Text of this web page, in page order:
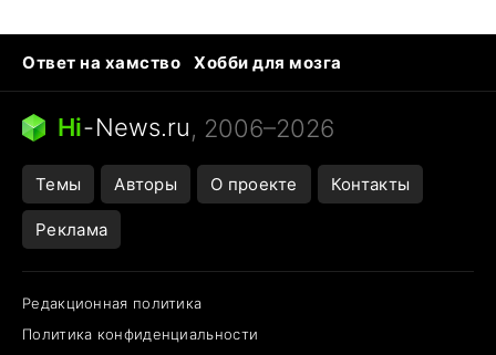
Ответ на хамство
Хобби для мозга
Бензин 100 и 95
Тунцы в океанариуме
Следующая пандемия
Hi-News.ru, 2006–2026
Темы Авторы О проекте Контакты
Реклама
Редакционная политика
Политика конфиденциальности